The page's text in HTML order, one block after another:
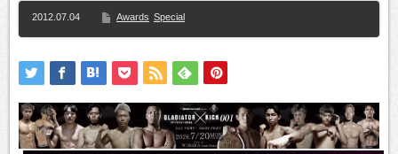
2012.07.04 Awards Special